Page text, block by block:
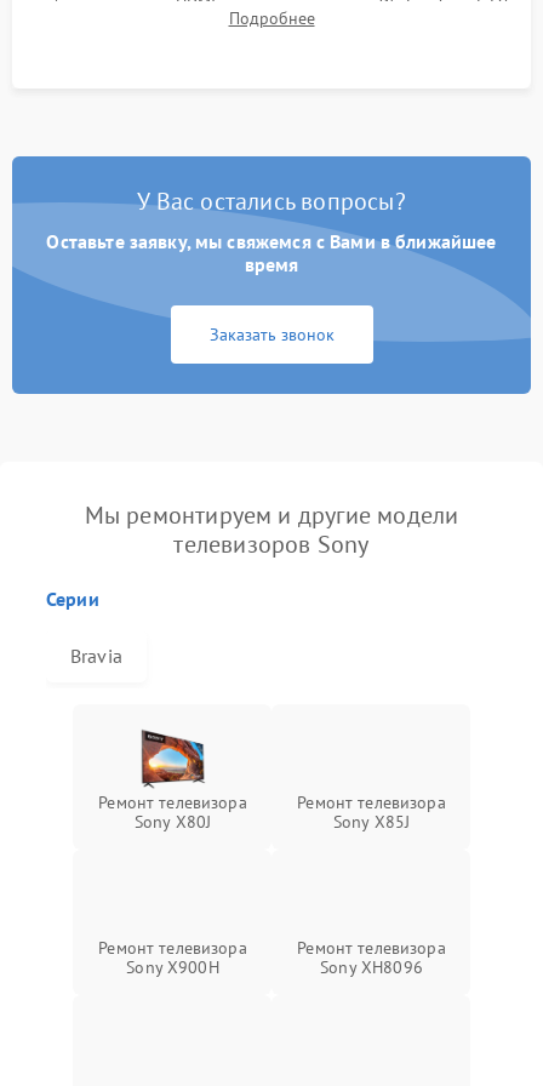
в рабочем режиме в течение нескольких часов.
Подробнее
У Вас остались вопросы?
Оставьте заявку, мы свяжемся с Вами в ближайшее
время
Заказать звонок
Мы ремонтируем и другие модели
телевизоров Sony
Серии
Bravia
Ремонт телевизора
Sony X80J
Ремонт телевизора
Sony X85J
Ремонт телевизора
Sony X900H
Ремонт телевизора
Sony XH8096